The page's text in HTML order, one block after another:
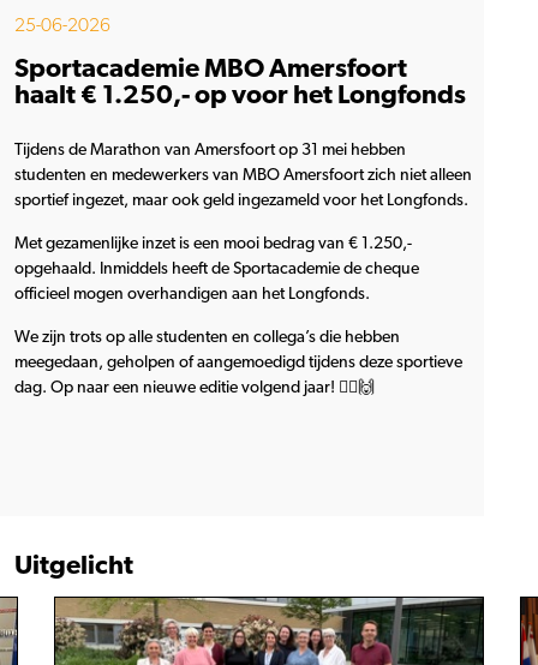
25-06-2026
Sportacademie MBO Amersfoort
haalt € 1.250,- op voor het Longfonds
Tijdens de Marathon van Amersfoort op 31 mei hebben
studenten en medewerkers van MBO Amersfoort zich niet alleen
sportief ingezet, maar ook geld ingezameld voor het Longfonds.
Met gezamenlijke inzet is een mooi bedrag van € 1.250,-
opgehaald. Inmiddels heeft de Sportacademie de cheque
officieel mogen overhandigen aan het Longfonds.
We zijn trots op alle studenten en collega’s die hebben
meegedaan, geholpen of aangemoedigd tijdens deze sportieve
dag. Op naar een nieuwe editie volgend jaar! 🏃‍♂️🙌
Uitgelicht